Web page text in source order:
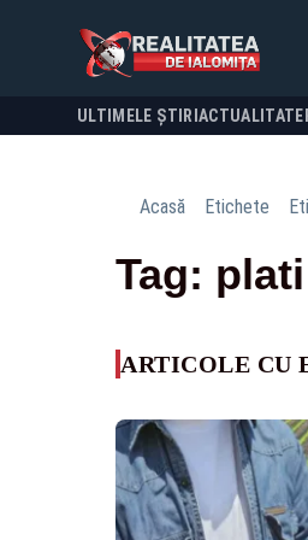
ULTIMELE ȘTIRI ACTUALITATE
Acasă Etichete
Tag:
ARTICOLE CU